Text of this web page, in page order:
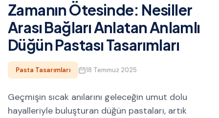
Zamanın Ötesinde: Nesiller
Arası Bağları Anlatan Anlamlı
Düğün Pastası Tasarımları
Pasta Tasarımları 18 Temmuz 2025
Geçmişin sıcak anılarını geleceğin umut dolu
hayalleriyle buluşturan düğün pastaları, artık